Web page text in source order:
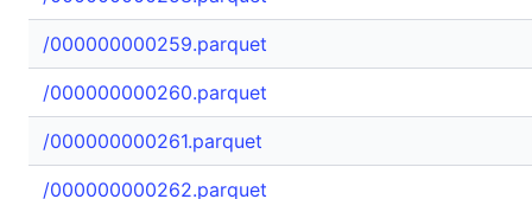
/000000000259.parquet
/000000000260.parquet
/000000000261.parquet
/000000000262.parquet